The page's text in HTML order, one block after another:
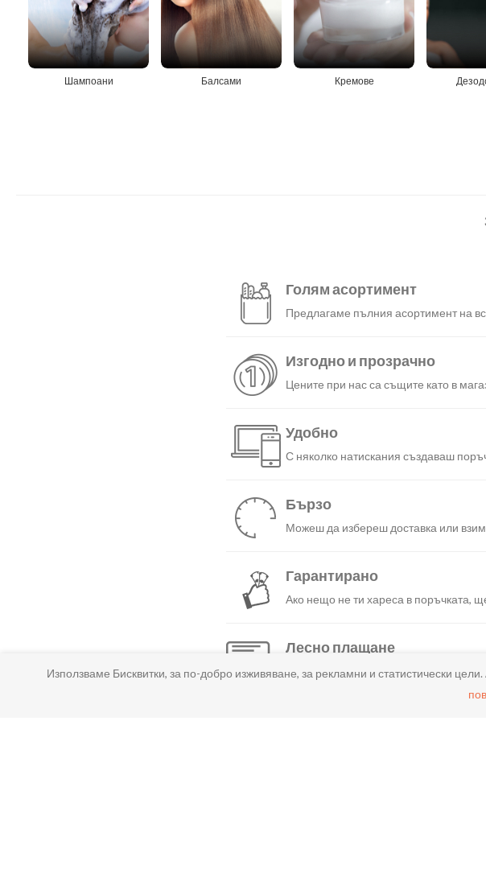
Шампоани Балсами Кремове
Голям асортимент
Предлагаме пълния асортимент на
Изгодно и прозрачно
Цените при нас са същите като в
Удобно
С няколко натискания създаваш
Бързо
Можеш да избереш доставка или
Гарантирано
Ако нещо не ти хареса в поръчката,
Лесно плащане
Можеш да платиш както в брой, така
Използваме Бисквитки, за по-добро изживяване, за рекламни и статистически